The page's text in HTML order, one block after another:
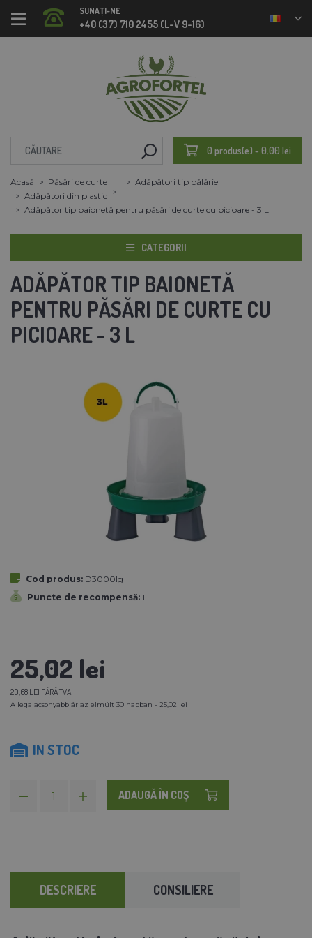
SUNAȚI-NE
+40 (37) 710 2455 (L-V 9-16)
0 produs(e) - 0,00 lei
Acasă Păsări de curte
Adăpători tip pălărie
Adăpători din plastic
Adăpător tip baionetă pentru păsări de curte cu picioare - 3 L
CATEGORII
ADĂPĂTOR TIP BAIONETĂ
PENTRU PĂSĂRI DE CURTE CU
PICIOARE - 3 L
Cod produs: D3000lg
Puncte de recompensă: 1
25,02 lei
20,68 LEI FĂRĂ TVA
A legalacsonyabb ár az elmúlt 30 napban - 25,02 lei
IN STOC
ADAUGĂ ÎN COŞ
DESCRIERE CONSILIERE